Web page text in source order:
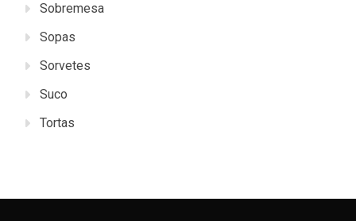
Sobremesa
Sopas
Sorvetes
Suco
Tortas